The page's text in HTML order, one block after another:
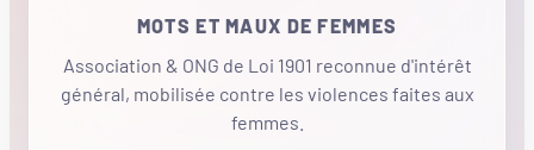
MOTS ET MAUX DE FEMMES
Association & ONG de Loi 1901 reconnue d'intérêt
général, mobilisée contre les violences faites aux
femmes.